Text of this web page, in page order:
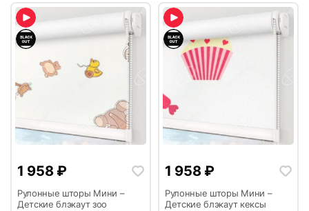
1 958 ₽
Рулонные шторы Мини –
Детские блэкаут зоо
1 958 ₽
Рулонные шторы Мини –
Детские блэкаут кексы